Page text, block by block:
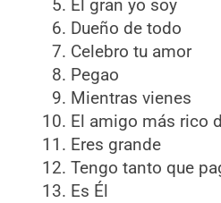
El gran yo soy
Dueño de todo
Celebro tu amor
Pegao
Mientras vienes
El amigo más rico
Eres grande
Tengo tanto que
Es Él